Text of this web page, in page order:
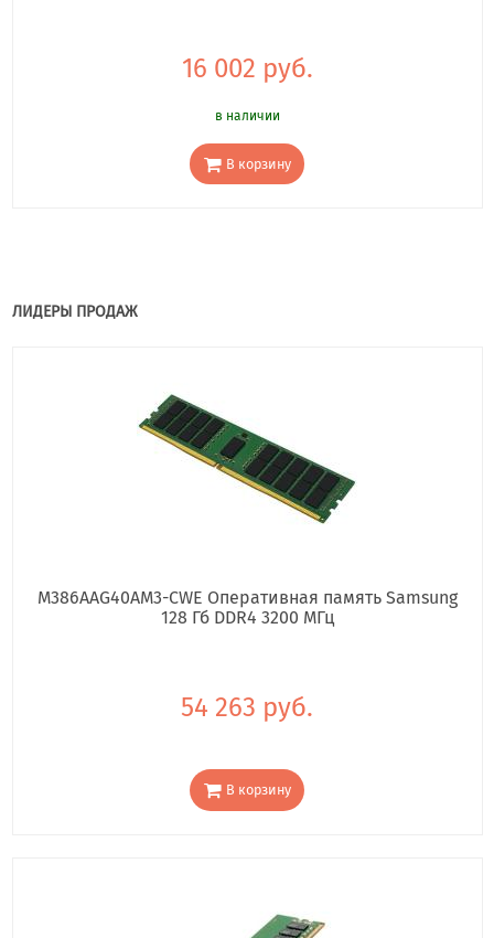
16 002 руб.
в наличии
В корзину
ЛИДЕРЫ ПРОДАЖ
M386AAG40AM3-CWE Оперативная память Samsung
128 Гб DDR4 3200 МГц
54 263 руб.
В корзину